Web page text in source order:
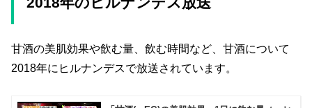
甘酒の美肌効果や飲む量、飲む時間など、甘酒について
2018年にヒルナンデスで放送されています。